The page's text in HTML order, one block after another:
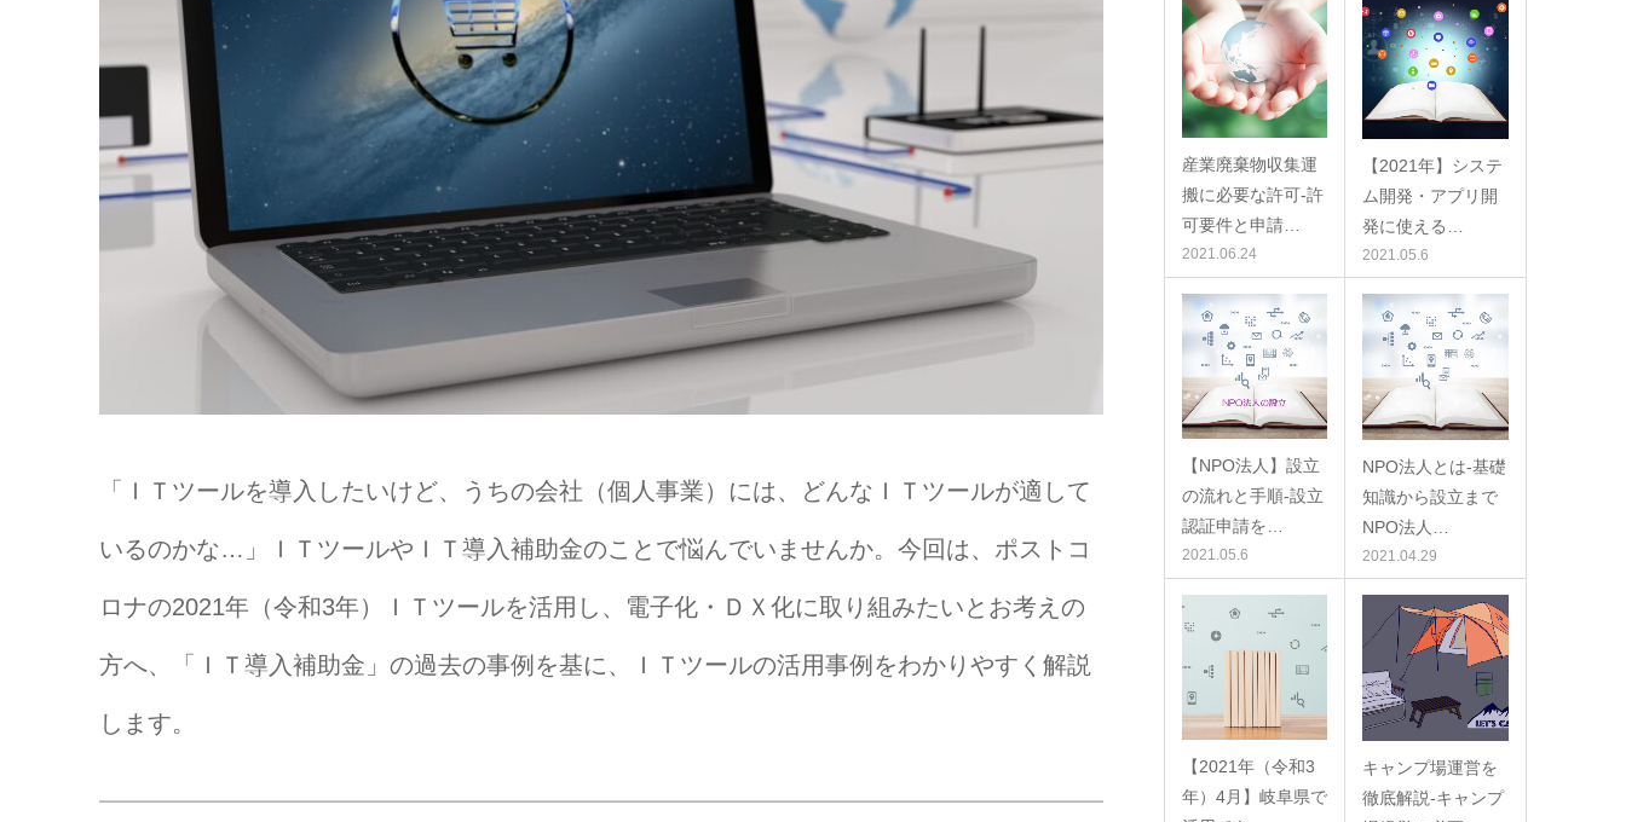
「ＩＴツールを導入したいけど、うちの会社（個人事業）には、どんなＩＴツールが適して
いるのかな…」ＩＴツールやＩＴ導入補助金のことで悩んでいませんか。今回は、ポストコ
ロナの2021年（令和3年）ＩＴツールを活用し、電子化・ＤＸ化に取り組みたいとお考えの
方へ、「ＩＴ導入補助金」の過去の事例を基に、ＩＴツールの活用事例をわかりやすく解説
します。
産業廃棄物収集運
搬に必要な許可-許
可要件と申請…
2021.06.24
【2021年】システ
ム開発・アプリ開
発に使える…
2021.05.6
【NPO法人】設立
の流れと手順-設立
認証申請を…
2021.05.6
NPO法人とは-基礎
知識から設立まで
NPO法人…
2021.04.29
【2021年（令和3
年）4月】岐阜県で
キャンプ場運営を
徹底解説-キャンプ